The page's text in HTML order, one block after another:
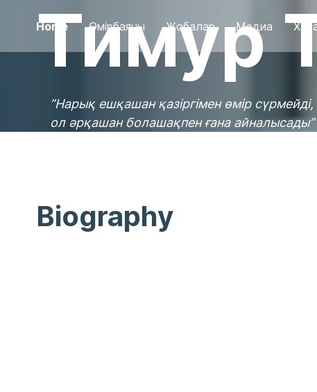
Home Өмірбаяны Жобалар Медиа
Тимур
”Нарық ешқашан қазіргімен өмір сүрмейді,
ол әрқашан болашақпен ғана айналысады”
Biography